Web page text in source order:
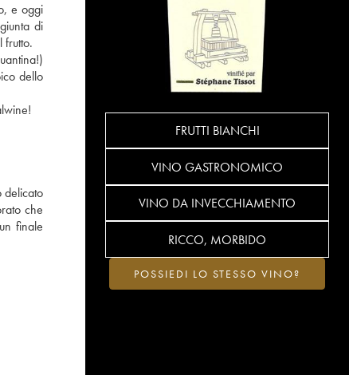
e oggi
di
frutto.
dello
delicato
che
finale
FRUTTI BIANCHI
VINO GASTRONOMICO
VINO DA INVECCHIAMENTO
RICCO, MORBIDO
POSSIEDI LO STESSO VINO?